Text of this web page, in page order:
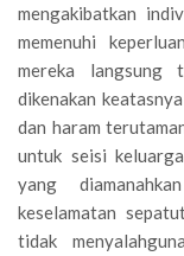
mengakibatkan
memenuhi
mereka langsung
dikenakan
dan haram
untuk seisi
yang
keselamatan
tidak